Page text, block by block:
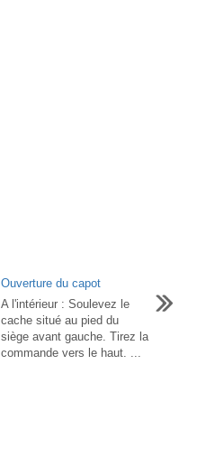
Ouverture du capot
A l'intérieur : Soulevez le
cache situé au pied du
siège avant gauche. Tirez la
commande vers le haut. ...